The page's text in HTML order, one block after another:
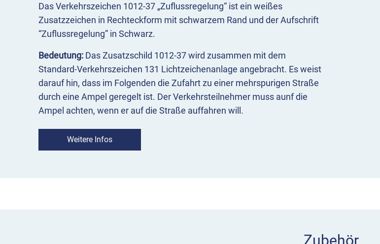
Das Verkehrszeichen 1012-37 „Zuflussregelung“ ist ein weißes
Zusatzzeichen in Rechteckform mit schwarzem Rand und der Aufschrift
“Zuflussregelung” in Schwarz.
Bedeutung: Das Zusatzschild 1012-37 wird zusammen mit dem
Standard-Verkehrszeichen 131 Lichtzeichenanlage angebracht. Es weist
darauf hin, dass im Folgenden die Zufahrt zu einer mehrspurigen Straße
durch eine Ampel geregelt ist. Der Verkehrsteilnehmer muss aunf die
Ampel achten, wenn er auf die Straße auffahren will.
Einsatz:Das Zusatzzeichen 1012-37 wird mit VZ 131 Lichtzeichenanlage
Weitere Infos
Zubehör